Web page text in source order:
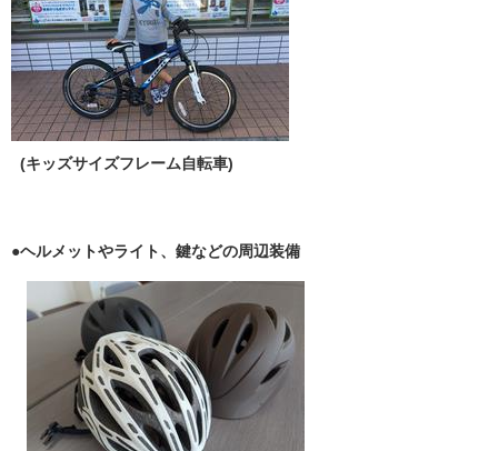
(キッズサイズフレーム自転車)
●ヘルメットやライト、鍵などの周辺装備